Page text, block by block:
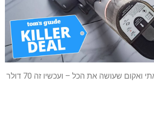
סוף סוף מצאתי ואקום שעושה את הכל – ועכשיו זה 70 דולר